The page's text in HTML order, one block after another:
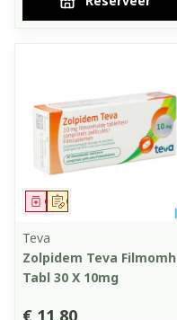
Op voorschrift
Geneesmiddel
Teva
Zolpidem Teva Filmomh
Tabl 30 X 10mg
€ 11,80